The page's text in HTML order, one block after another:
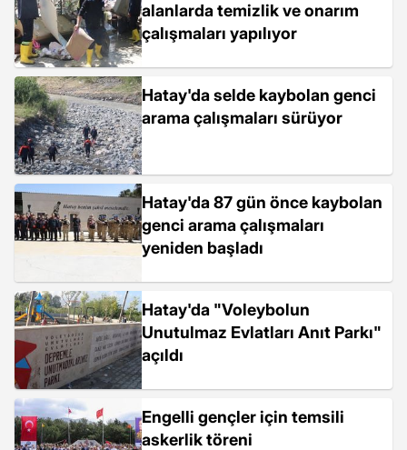
alanlarda temizlik ve onarım
çalışmaları yapılıyor
Hatay'da selde kaybolan genci
arama çalışmaları sürüyor
Hatay'da 87 gün önce kaybolan
genci arama çalışmaları
yeniden başladı
Hatay'da "Voleybolun
Unutulmaz Evlatları Anıt Parkı"
açıldı
Engelli gençler için temsili
askerlik töreni